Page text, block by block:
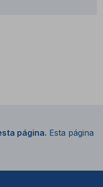
página. Esta página